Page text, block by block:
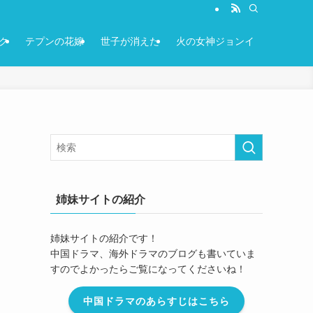
テプンの花嫁 世子が消えた 火の女神ジョンイ
姉妹サイトの紹介
姉妹サイトの紹介です！
中国ドラマ、海外ドラマのブログも書いていま
すのでよかったらご覧になってくださいね！
中国ドラマのあらすじはこちら